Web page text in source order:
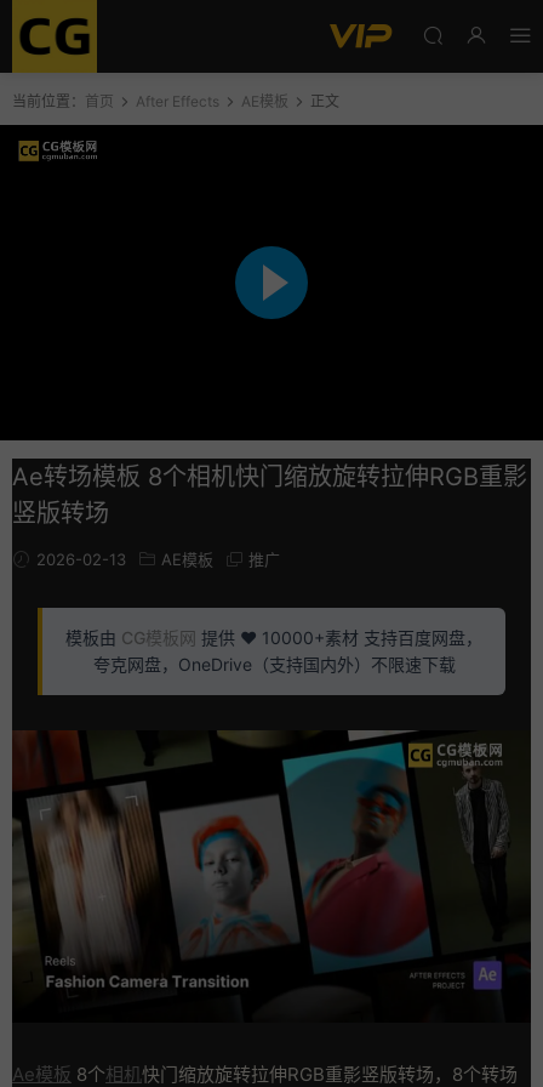
当前位置： 首页 After Effects AE模板 正文
Ae转场模板 8个相机快门缩放旋转拉伸RGB重影
竖版转场
2026-02-13 AE模板 推广
模板由 CG模板网 提供 ❤️ 10000+素材 支持百度网盘，
夸克网盘，OneDrive（支持国内外）不限速下载
Ae模板 8个相机快门缩放旋转拉伸RGB重影竖版转场，8个转场